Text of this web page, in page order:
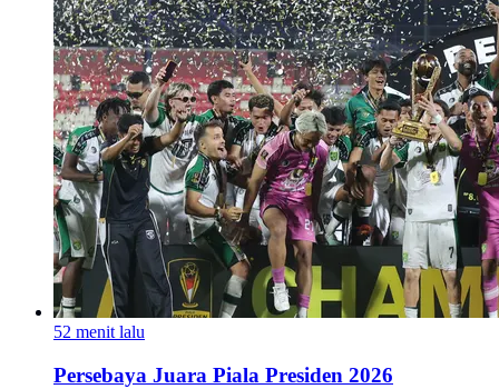
52 menit lalu
Persebaya Juara Piala Presiden 2026